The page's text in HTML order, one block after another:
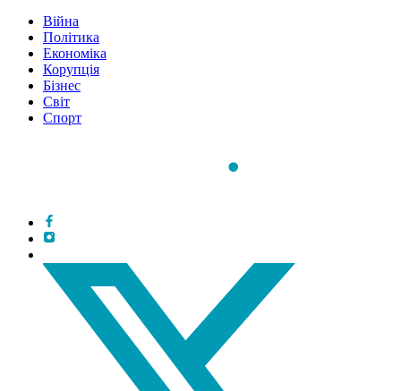
Війна
Політика
Економіка
Корупція
Бізнес
Світ
Спорт